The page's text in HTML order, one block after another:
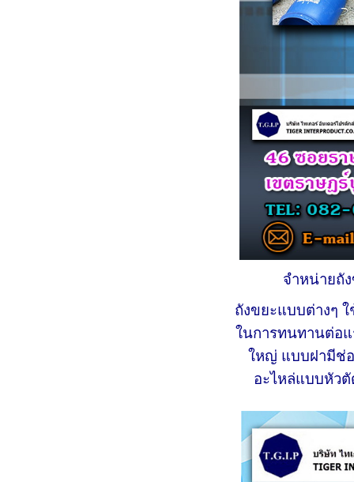
จำหน่ายถั
ถังขยะแบบต่างๆ
ในการทนทานต่อ
ใหญ่ แบบฝามีช่
อะไหล่แบบหัว